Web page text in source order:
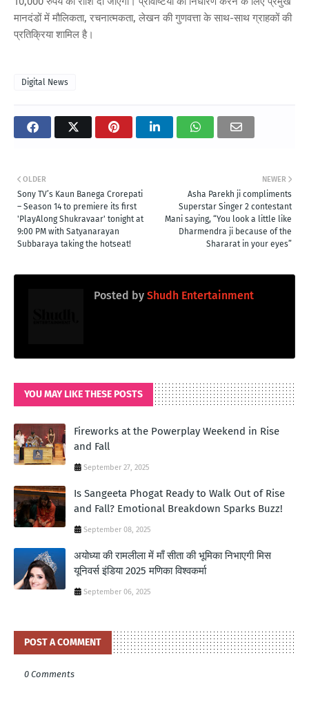
मानदंडों में मौलिकता, रचनात्मकता, लेखन की गुणवत्ता के साथ-साथ ग्राहकों की
प्रतिक्रिया शामिल है।
Digital News
NEWER
Asha Parekh ji compliments
Superstar Singer 2 contestant
Mani saying, “You look a little like
Dharmendra ji because of the
Shararat in your eyes”
OLDER
Sony TV’s Kaun Banega Crorepati
– Season 14 to premiere its first
'PlayAlong Shukravaar' tonight at
9:00 PM with Satyanarayan
Subbaraya taking the hotseat!
Posted by Shudh Entertainment
YOU MAY LIKE THESE POSTS
Fireworks at the Powerplay Weekend in Rise
and Fall
September 27, 2025
Is Sangeeta Phogat Ready to Walk Out of Rise
and Fall? Emotional Breakdown Sparks Buzz!
September 08, 2025
अयोध्या की रामलीला में माँ सीता की भूमिका निभाएगी मिस
यूनिवर्स इंडिया 2025 मणिका विश्वकर्मा
September 06, 2025
POST A COMMENT
0 Comments